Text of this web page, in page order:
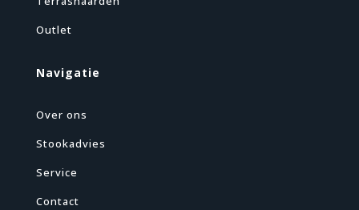
Outlet
Navigatie
Over ons
Stookadvies
Service
Contact